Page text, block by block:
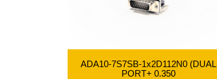
ADA10-7S7SB-1x2D112N0 (DUAL
PORT+ 0.350